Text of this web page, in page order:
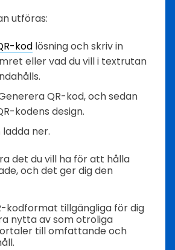
utföras:
kod lösning och skriv in
eller vad du vill i textrutan
QR-kod, och sedan
kodens design.
ner.
det du vill ha för att hålla
och det ger dig den
kodformat tillgängliga för dig
nytta av som otroliga
till omfattande och